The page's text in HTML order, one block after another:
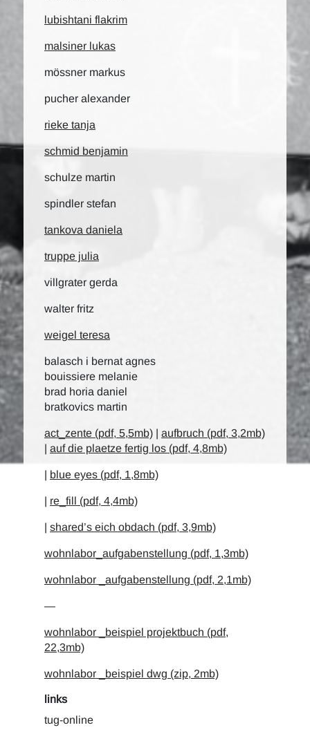
lubishtani flakrim
malsiner lukas
mössner markus
pucher alexander
rieke tanja
schmid benjamin
schulze martin
spindler stefan
tankova daniela
truppe julia
villgrater gerda
walter fritz
weigel teresa
balasch i bernat agnes
bouissiere melanie
brad horia daniel
bratkovics martin
act_zente (pdf, 5,5mb) | aufbruch (pdf, 3,2mb)
| auf die plaetze fertig los (pdf, 4,8mb)
| blue eyes (pdf, 1,8mb)
| re_fill (pdf, 4,4mb)
| shared’s eich obdach (pdf, 3,9mb)
wohnlabor_aufgabenstellung (pdf, 1,3mb)
wohnlabor _aufgabenstellung (pdf, 2,1mb)
—
wohnlabor _beispiel projektbuch (pdf,
22,3mb)
wohnlabor _beispiel dwg (zip, 2mb)
links
tug-online